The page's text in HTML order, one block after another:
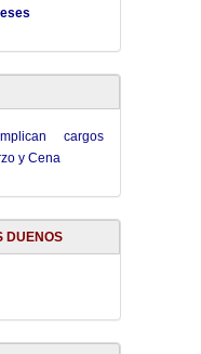
cargos
y Cena
DUENOS